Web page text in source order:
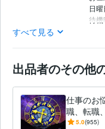
日
待機
すべて見る
出品者のその他
仕事のお
職、転職
職した後
5.0(955)